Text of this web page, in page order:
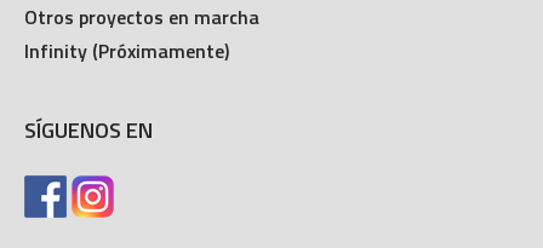
Otros proyectos en marcha
Infinity (Próximamente)
SÍGUENOS EN